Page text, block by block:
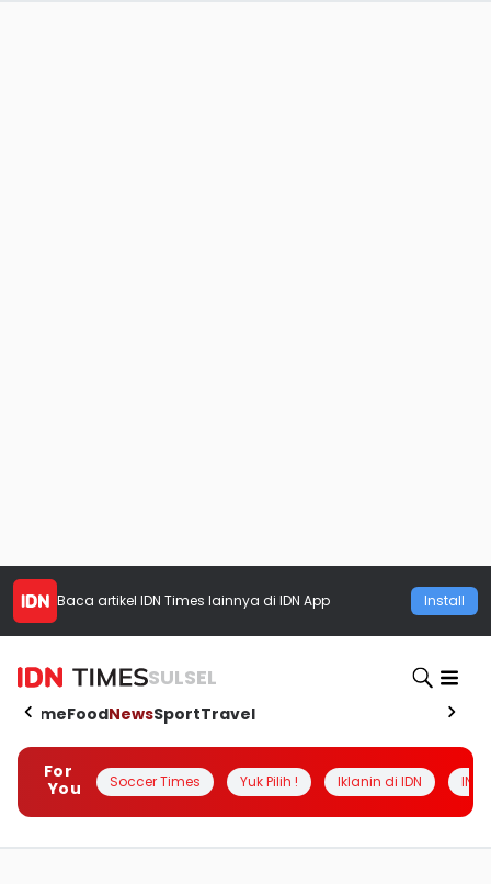
Baca artikel IDN Times lainnya di IDN App Install
SULSEL
HomeFoodNewsSportTravel
For
You
Soccer Times Yuk Pilih ! Iklanin di IDN